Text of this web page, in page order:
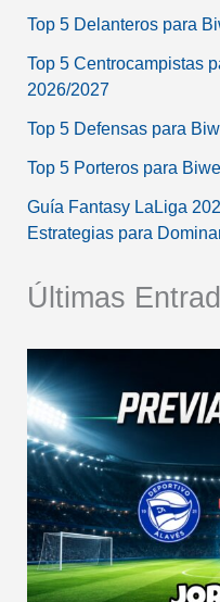
Top 5 Delanteros para
Top 5 Centrocampistas
2026/2027
Top 5 Defensas para
Top 5 Porteros para
Guía Fantasy LaLiga
Estrategias para
Últimas